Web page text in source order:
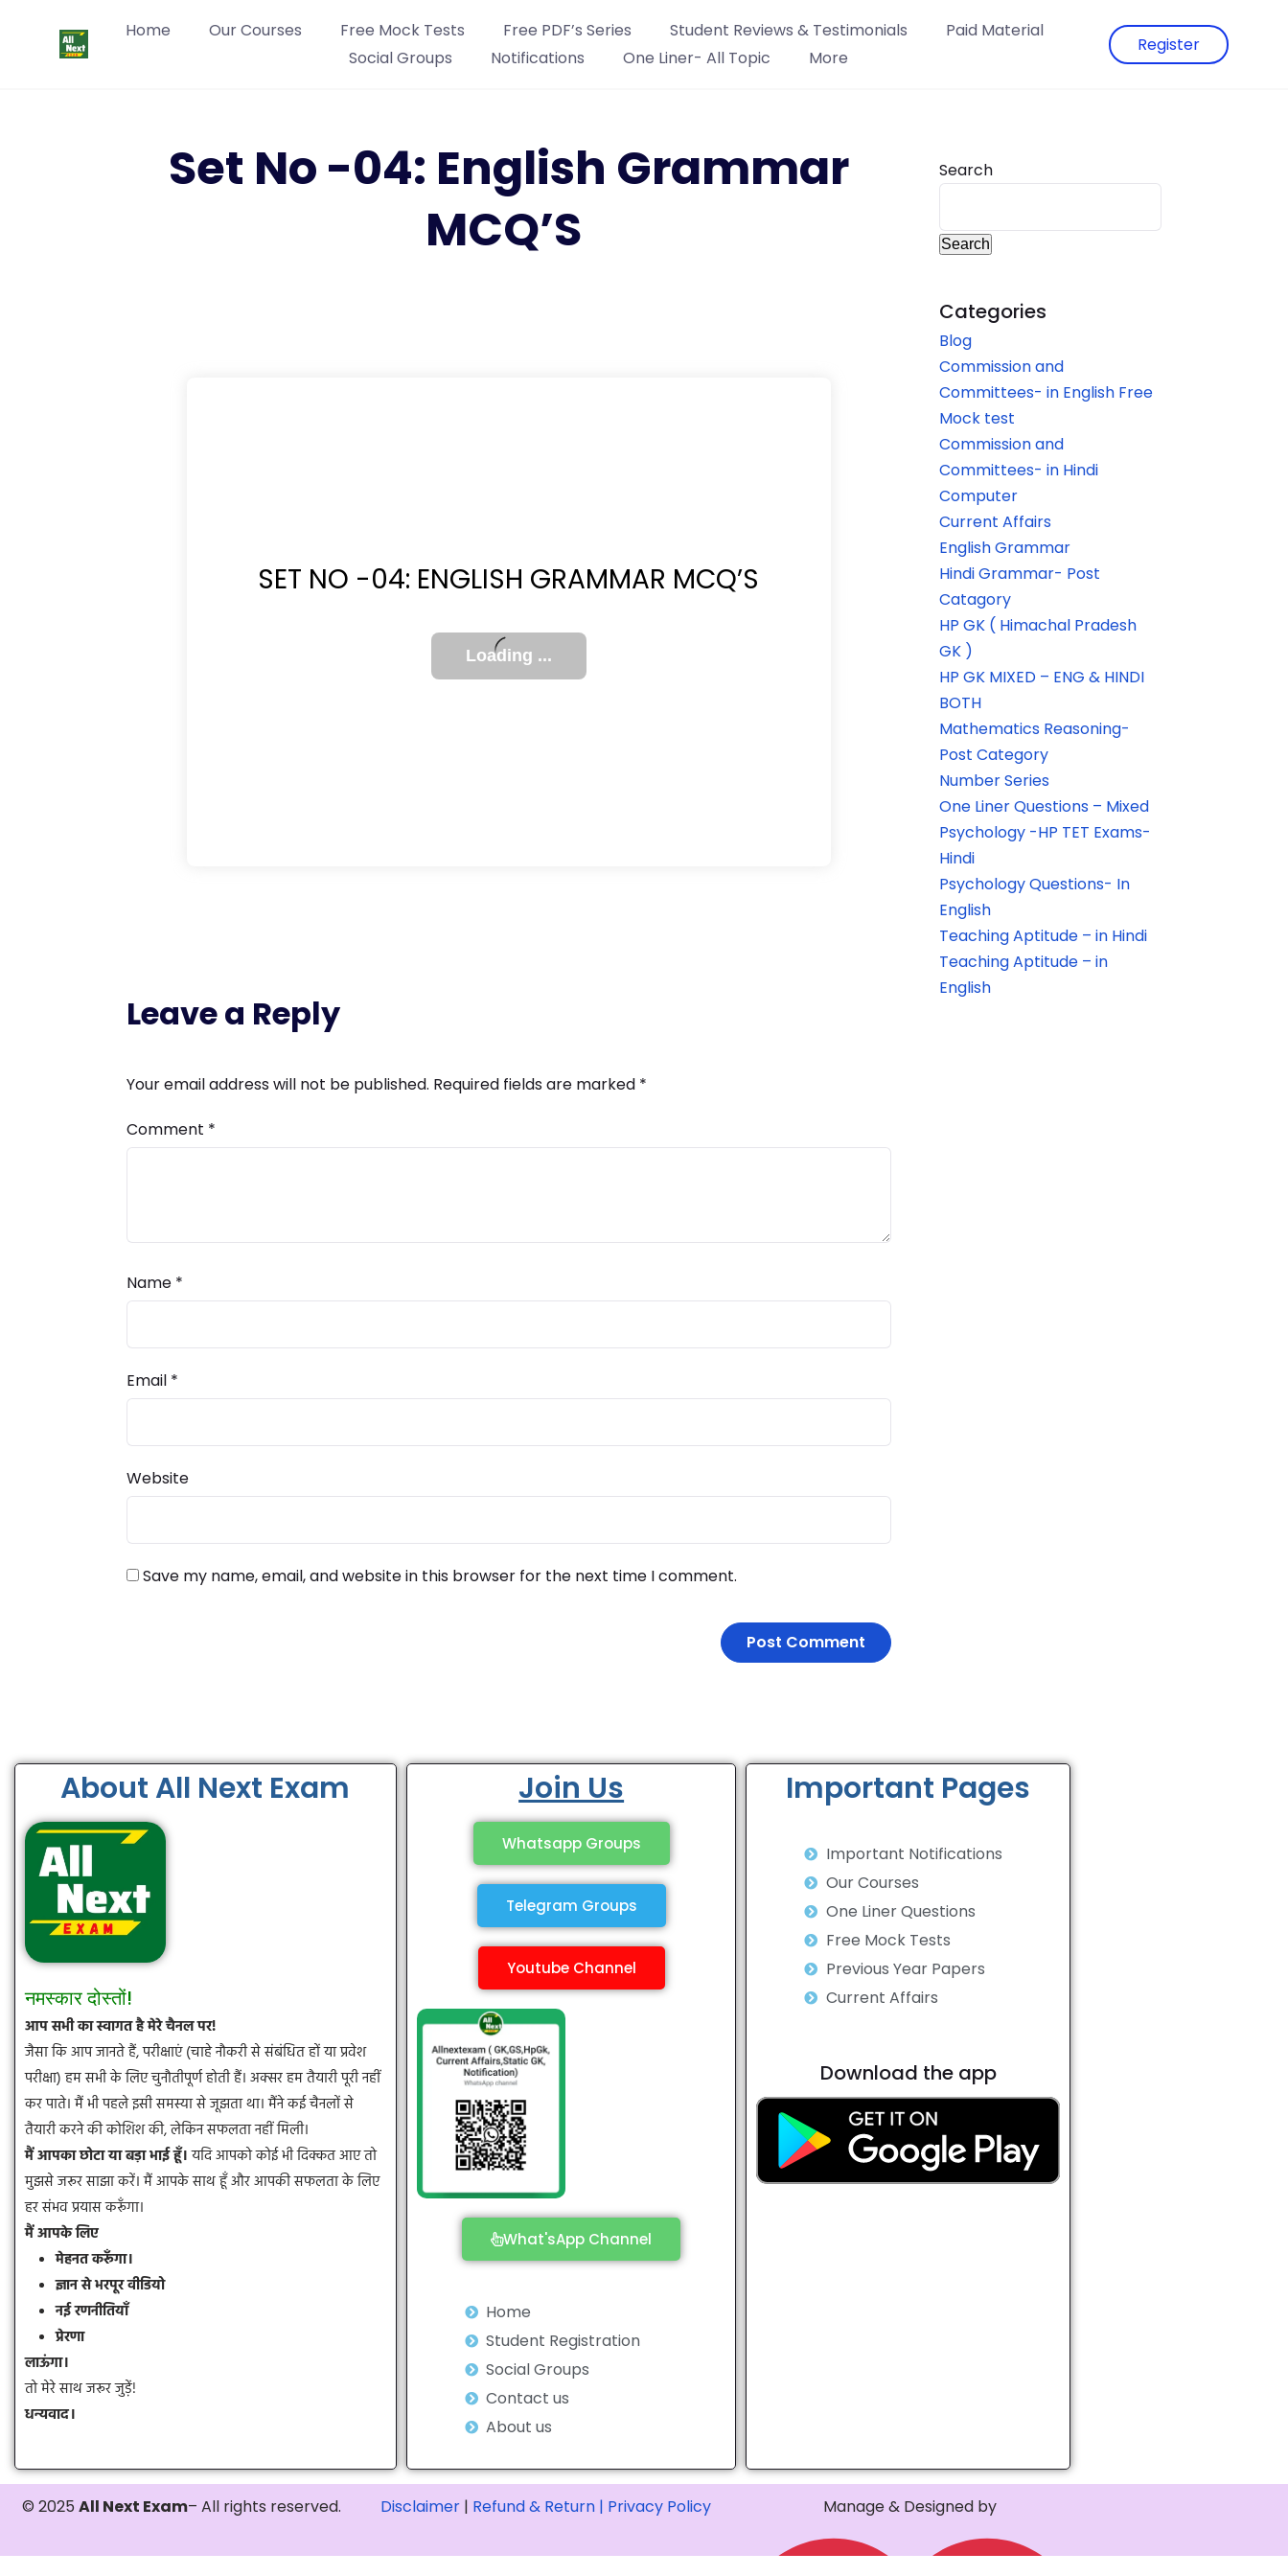
Home Our Courses Free Mock Tests Free PDF’s Series Student Reviews & Testimonials
Paid Material
Social Groups
Notifications One Liner- All Topic More
Register
Set No -04: English Grammar
MCQ’S
SET NO -04: ENGLISH GRAMMAR MCQ’S
Leave a Reply
Your email address will not be published. Required fields are marked *
Comment *
Name *
Email *
Website
Save my name, email, and website in this browser for the next time I comment.
Search
Search
Categories
Blog
Commission and
Committees- in English Free
Mock test
Commission and
Committees- in Hindi
Computer
Current Affairs
English Grammar
Hindi Grammar- Post
Catagory
HP GK ( Himachal Pradesh
GK )
HP GK MIXED – ENG & HINDI
BOTH
Mathematics Reasoning-
Post Category
Number Series
One Liner Questions – Mixed
Psychology -HP TET Exams-
Hindi
Psychology Questions- In
English
Teaching Aptitude – in Hindi
Teaching Aptitude – in
English
About All Next Exam
नमस्कार दोस्तों!
आप सभी का स्वागत है मेरे चैनल पर!
जैसा कि आप जानते हैं, परीक्षाएं (चाहे नौकरी से संबंधित हों या प्रवेश
परीक्षा) हम सभी के लिए चुनौतीपूर्ण होती हैं। अक्सर हम तैयारी पूरी नहीं
कर पाते। मैं भी पहले इसी समस्या से जूझता था। मैंने कई चैनलों से
तैयारी करने की कोशिश की, लेकिन सफलता नहीं मिली।
मैं आपका छोटा या बड़ा भाई हूँ।यदि आपको कोई भी दिक्कत आए तो
मुझसे जरूर साझा करें। मैं आपके साथ हूँ और आपकी सफलता के लिए
हर संभव प्रयास करूँगा।
मैं आपके लिए
मेहनत करूँगा।
ज्ञान से भरपूर वीडियो
नई रणनीतियाँ
प्रेरणा
लाऊंगा।
तो मेरे साथ जरूर जुड़ें!
धन्यवाद।
Join Us
Whatsapp Groups
Telegram Groups
Youtube Channel
What'sApp Channel
Home
Student Registration
Social Groups
Contact us
About us
Important Pages
Important Notifications
Our Courses
One Liner Questions
Free Mock Tests
Previous Year Papers
Current Affairs
Download the app
© 2025All Next Exam– All rights reserved. Disclaimer | Refund & Return | Privacy Policy Manage & Designed by